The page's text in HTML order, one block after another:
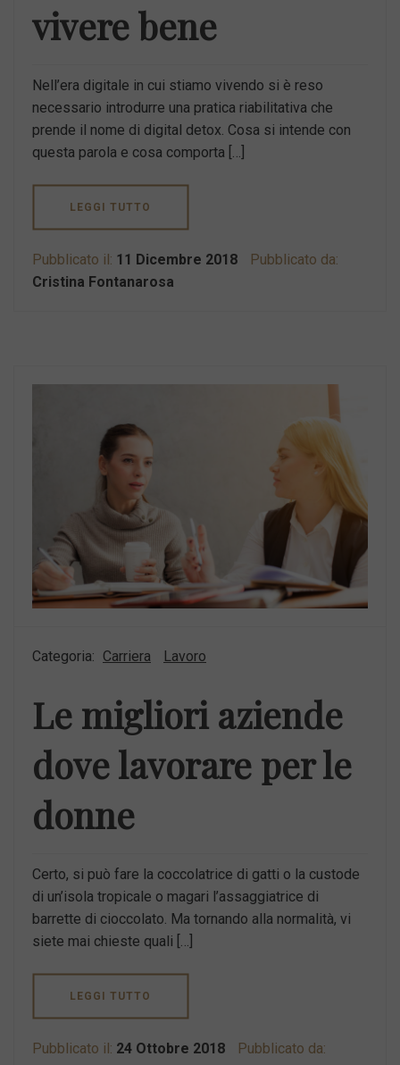
vivere bene
Nell’era digitale in cui stiamo vivendo si è reso
necessario introdurre una pratica riabilitativa che
prende il nome di digital detox. Cosa si intende con
questa parola e cosa comporta […]
LEGGI TUTTO
Pubblicato il: 11 Dicembre 2018
Pubblicato da:
Cristina Fontanarosa
Categoria: Carriera Lavoro
Le migliori aziende
dove lavorare per le
donne
Certo, si può fare la coccolatrice di gatti o la custode
di un’isola tropicale o magari l’assaggiatrice di
barrette di cioccolato. Ma tornando alla normalità, vi
siete mai chieste quali […]
LEGGI TUTTO
Pubblicato il: 24 Ottobre 2018
Pubblicato da: